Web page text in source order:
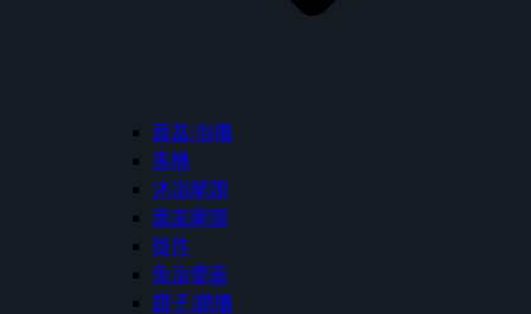
面盆/浴櫃
馬桶
沐浴龍頭
面盆龍頭
掛件
免治便座
鏡子/鏡櫃